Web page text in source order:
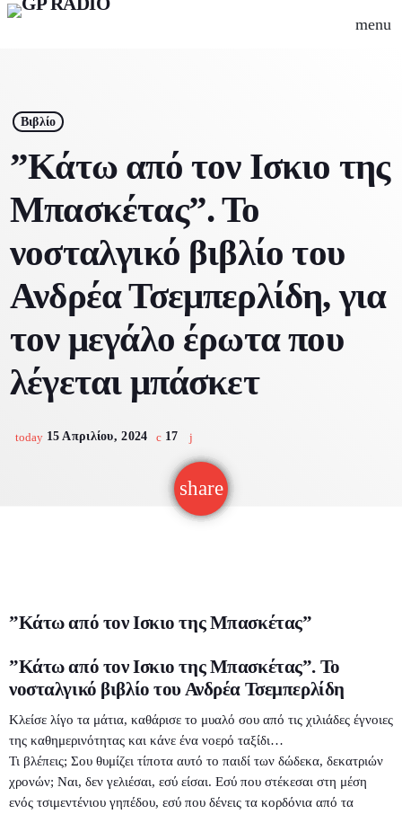
menu
play_arrow
Αρχική
Ψυχαγωγία
Μουσικά Νέα
Εκπομπές
Events
Γρεβενά
Οδηγός πόλης
Καφές
Συνεντεύξεις
Διαγωνισμοί
Βιβλίο
”Κάτω από τον Ισκιο της
Μπασκέτας”. Το
νοσταλγικό βιβλίο του
Ανδρέα Τσεμπερλίδη, για
τον μεγάλο έρωτα που
λέγεται μπάσκετ
today 15 Απριλίου, 2024 17
share
email
”Κάτω από τον Ισκιο της Μπασκέτας”
”Κάτω από τον Ισκιο της Μπασκέτας”. Το
νοσταλγικό βιβλίο του Ανδρέα Τσεμπερλίδη
Κλείσε λίγο τα μάτια, καθάρισε το μυαλό σου από τις χιλιάδες έγνοιες
της καθημερινότητας και κάνε ένα νοερό ταξίδι…
Τι βλέπεις; Σου θυμίζει τίποτα αυτό το παιδί των δώδεκα, δεκατριών
χρονών; Ναι, δεν γελιέσαι, εσύ είσαι. Εσύ που στέκεσαι στη μέση
ενός τσιμεντένιου γηπέδου, εσύ που δένεις τα κορδόνια από τα